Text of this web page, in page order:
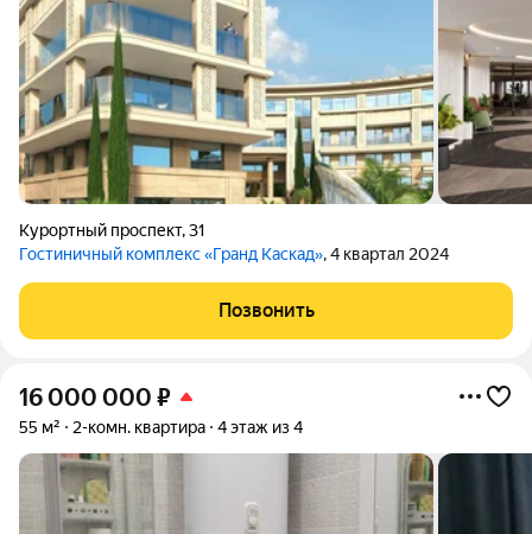
Курортный проспект,31
Гостиничный комплекс «Гранд Каскад», 4 квартал 2024
Позвонить
16 000 000 ₽
55 м² 2-комн. квартира 4 этаж из 4